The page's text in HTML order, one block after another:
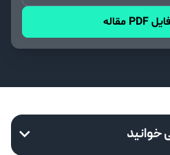
خوانید